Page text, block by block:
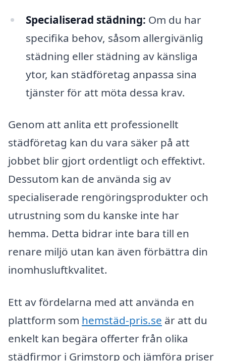
Specialiserad städning: Om du har
specifika behov, såsom allergivänlig
städning eller städning av känsliga
ytor, kan städföretag anpassa sina
tjänster för att möta dessa krav.
Genom att anlita ett professionellt
städföretag kan du vara säker på att
jobbet blir gjort ordentligt och effektivt.
Dessutom kan de använda sig av
specialiserade rengöringsprodukter och
utrustning som du kanske inte har
hemma. Detta bidrar inte bara till en
renare miljö utan kan även förbättra din
inomhusluftkvalitet.
Ett av fördelarna med att använda en
plattform som hemstäd-pris.se är att du
enkelt kan begära offerter från olika
städfirmor i Grimstorp och jämföra priser